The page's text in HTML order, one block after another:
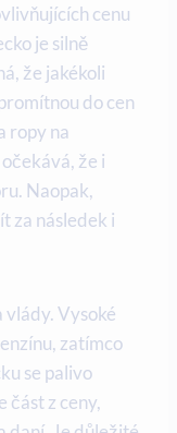
cenu
je silně
že jakékoli
do cen
ropy na
že i
Naopak,
za následek i
Vysoké
zatímco
se palivo
část z ceny,